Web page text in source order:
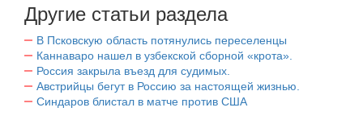
Другие статьи раздела
В Псковскую область потянулись переселенцы
Каннаваро нашел в узбекской сборной «крота».
Россия закрыла въезд для судимых.
Австрийцы бегут в Россию за настоящей жизнью.
Синдаров блистал в матче против США